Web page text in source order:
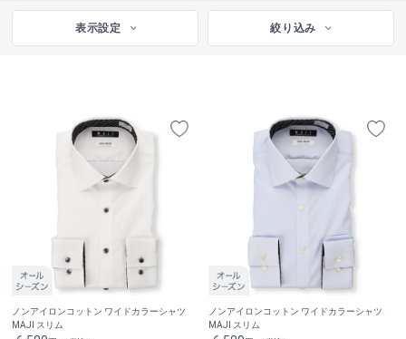
表示設定 絞り込み
ノンアイロンコットン ワイドカラーシャツ
MAJI スリム
ノンアイロンコットン ワイドカラーシャツ
MAJI スリム